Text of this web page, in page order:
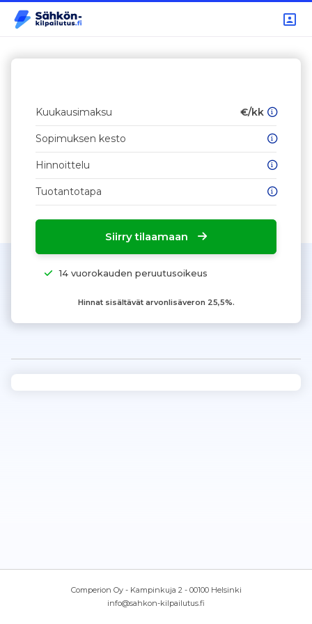
Kuukausimaksu €/kk
Sopimuksen kesto
Hinnoittelu
Tuotantotapa
Siirry tilaamaan
14 vuorokauden peruutusoikeus
Hinnat sisältävät arvonlisäveron 25,5%.
Comperion Oy - Kampinkuja 2 - 00100 Helsinki
info@sahkon-kilpailutus.fi